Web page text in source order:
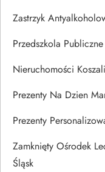
Zastrzyk
Przedszkola
Nieruchomości
Prezenty Na Dzien
Prezenty
Zamknięty Ośrodek
Śląsk